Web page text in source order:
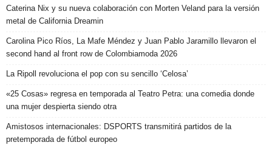
Caterina Nix y su nueva colaboración con Morten Veland para la versión
metal de California Dreamin
Carolina Pico Ríos, La Mafe Méndez y Juan Pablo Jaramillo llevaron el
second hand al front row de Colombiamoda 2026
La Ripoll revoluciona el pop con su sencillo ‘Celosa’
«25 Cosas» regresa en temporada al Teatro Petra: una comedia donde
una mujer despierta siendo otra
Amistosos internacionales: DSPORTS transmitirá partidos de la
pretemporada de fútbol europeo